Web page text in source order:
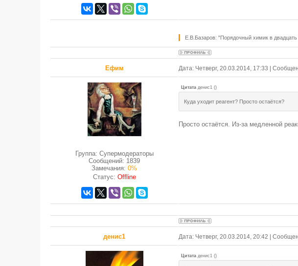
Е.В.Базаров: "Порядочный химик в двадцать
Ефим Дата: Четверг, 20.03.2014, 17:33 |
Группа: Супермодераторы
Сообщений: 1839
Замечания: 0%
Статус: Offline
Цитата денис1 ()
Куда уходит реагент? Просто остаётся?
Просто остаётся. Из-за медленной
денис1 Дата: Четверг, 20.03.2014, 20:42 |
Цитата денис1 ()